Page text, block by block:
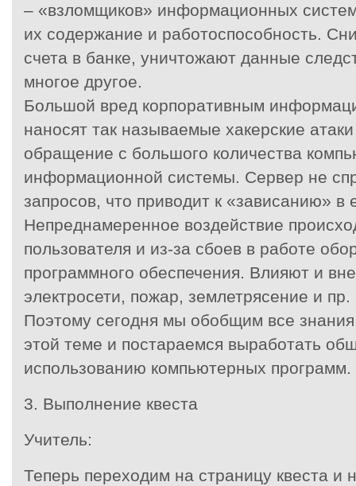
– «взломщиков» информационных
их содержание и работоспособность.
счета в банке, уничтожают данные
многое другое.
Большой вред корпоративным
наносят так называемые хакерские
обращение с большого количества
информационной системы. Сервер не
запросов, что приводит к «зависанию» в
Непреднамеренное воздействие
пользователя и из-за сбоев в работе
программного обеспечения. Влияют и
электросети, пожар, землетрясение и пр.
Поэтому сегодня мы обобщим все
этой теме и постараемся выработать
использованию компьютерных программ.
3. Выполнение квеста
Учитель:
Теперь переходим на страницу квеста и